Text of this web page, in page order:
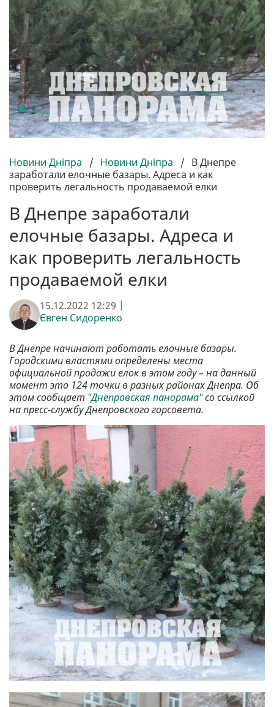
Новини Дніпра / Новини Дніпра / В Днепре
заработали елочные базары. Адреса и как
проверить легальность продаваемой елки
В Днепре заработали
елочные базары. Адреса и
как проверить легальность
продаваемой елки
15.12.2022 12:29 |
Євген Сидоренко
В Днепре начинают работать елочные базары.
Городскими властями определены места
официальной продажи елок в этом году – на данный
момент это 124 точки в разных районах Днепра. Об
этом сообщает "Днепровская панорама"со ссылкой
на пресс-службу Днепровского горсовета.